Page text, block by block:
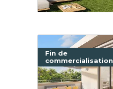
Fin de
commercialisation